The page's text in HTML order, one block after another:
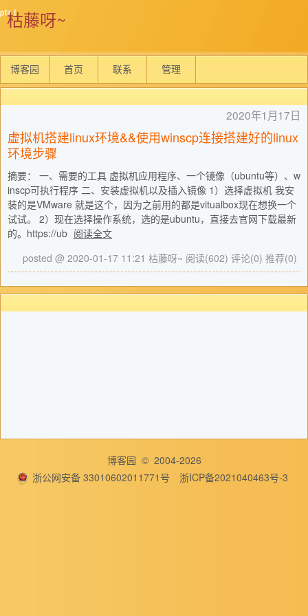
枯藤呀~
博客园 首页 联系 管理
2020年1月17日
虚拟机搭建linux环境&&使用winscp连接搭建好的linux
环境步骤
摘要： 一、需要的工具 虚拟机应用程序、一个镜像（ubuntu等）、w
inscp可执行程序 二、安装虚拟机以及插入镜像 1）选择虚拟机 我安
装的是VMware 就是这个，因为之前用的都是vitualbox现在想换一个
试试。 2）现在选择操作系统，选的是ubuntu，直接去官网下载最新
的。https://ub 阅读全文
posted @ 2020-01-17 11:21 枯藤呀~ 阅读(602) 评论(0) 推荐(0)
博客园 © 2004-2026
浙公网安备 33010602011771号
浙ICP备2021040463号-3